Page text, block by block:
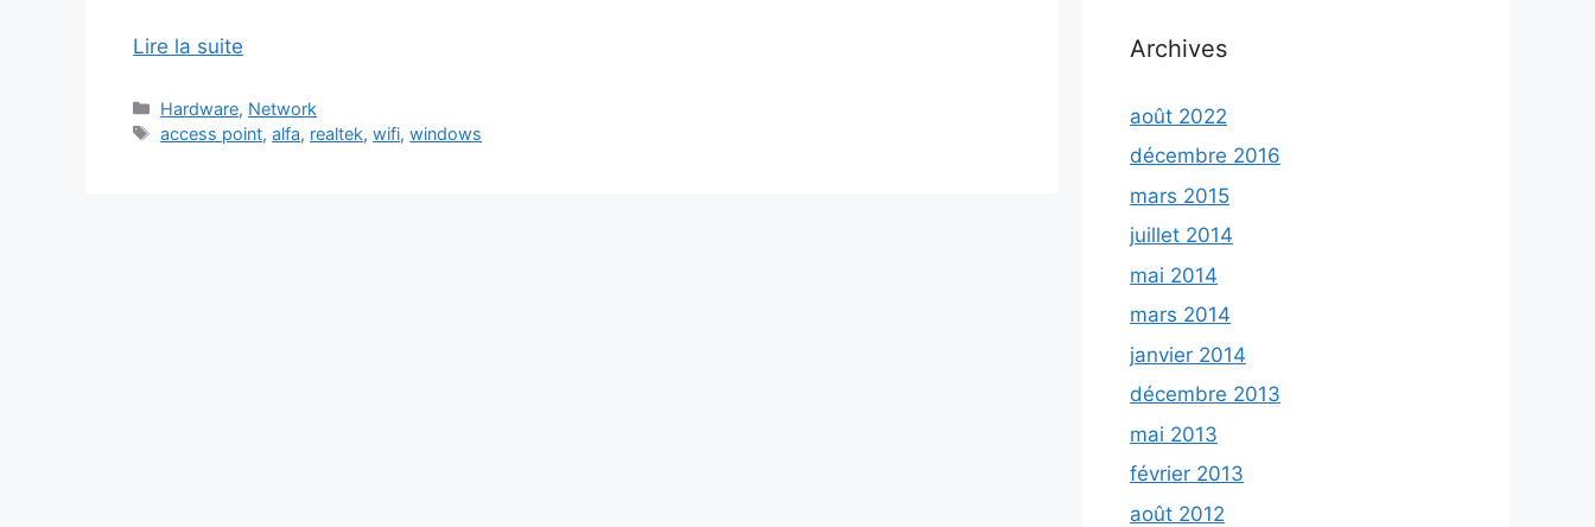
Lire la suite
Catégories
Hardware, Network
Étiquettes
access point,alfa, realtek,wifi,windows
Archives
août 2022
décembre 2016
mars 2015
juillet 2014
mai 2014
mars 2014
janvier 2014
décembre 2013
mai 2013
février 2013
août 2012